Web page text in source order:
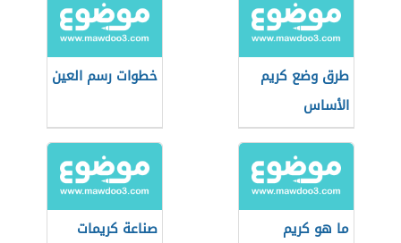
طرق وضع كريم
الأساس
خطوات رسم العين
ما هو كريم
صناعة كريمات